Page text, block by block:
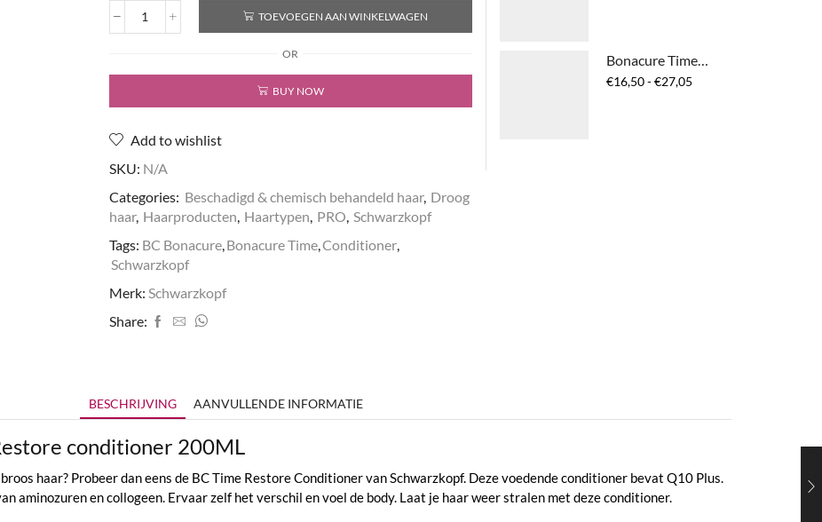
BC
Restore
aantal
TOEVOEGEN AAN WINKELWAGEN
OR
BUY NOW
Add to wishlist
SKU: N/A
Categories: Beschadigd & chemisch behandeld haar, Droog
haar, Haarproducten, Haartypen, PRO, Schwarzkopf
Tags: BC Bonacure,Bonacure Time,Conditioner,
Schwarzkopf
Merk: Schwarzkopf
Share:
Bonacure Time Restore Clay Treatment
€16,50 - €27,05Prijsklasse:
BESCHRIJVING AANVULLENDE INFORMATIE
conditioner 200ML
haar? Probeer dan eens de BC Time Restore Conditioner van Schwarzkopf. Deze voedende conditioner bevat Q10 Plus.
aminozuren en collogeen. Ervaar zelf het verschil en voel de body. Laat je haar weer stralen met deze conditioner.